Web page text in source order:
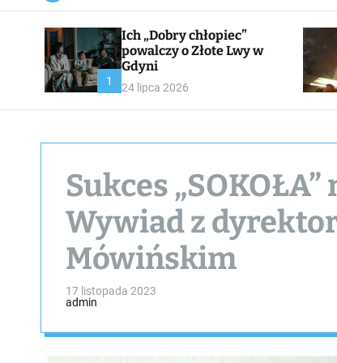
a
a
s
W
i
t
1
Ich „Dobry chłopiec”
powalczy o Złote Lwy w
Gdyni
24 lipca 2026
Sukces
Wywiad z
Mówińskim
17 listopada 2023
admin